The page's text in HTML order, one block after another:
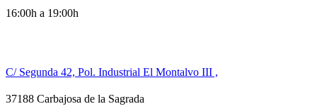
16:00h a 19:00h
C/ Segunda 42, Pol. Industrial El Montalvo III ,
37188 Carbajosa de la Sagrada